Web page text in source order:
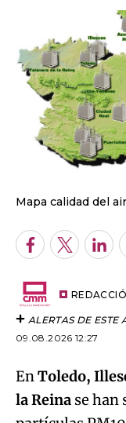
Mapa calidad del
Facebook
Twitter
ALERTAS DE ESTE
09.08.2026 12:27
EnToledo,
la Reina se han